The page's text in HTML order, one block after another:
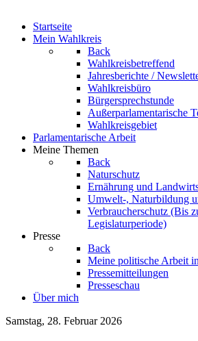
Startseite
Mein Wahlkreis
Back
Wahlkreisbetreffend
Jahresberichte /
Wahlkreisbüro
Bürgersprechstunde
Außerparlamentarische
Wahlkreisgebiet
Parlamentarische Arbeit
Meine Themen
Back
Naturschutz
Ernährung und
Umwelt-, Naturbildung
Verbraucherschutz (Bis
Legislaturperiode)
Presse
Back
Meine politische Arbeit
Pressemitteilungen
Presseschau
Über mich
Samstag, 28. Februar 2026